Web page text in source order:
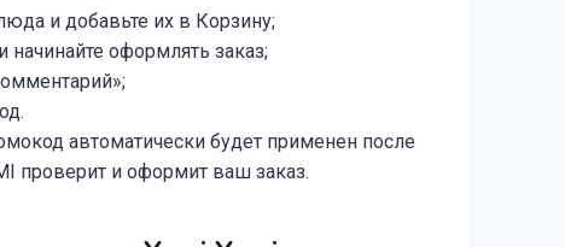
и добавьте их в Корзину;
оформлять заказ;
автоматически будет применен после
проверит и оформит ваш заказ.